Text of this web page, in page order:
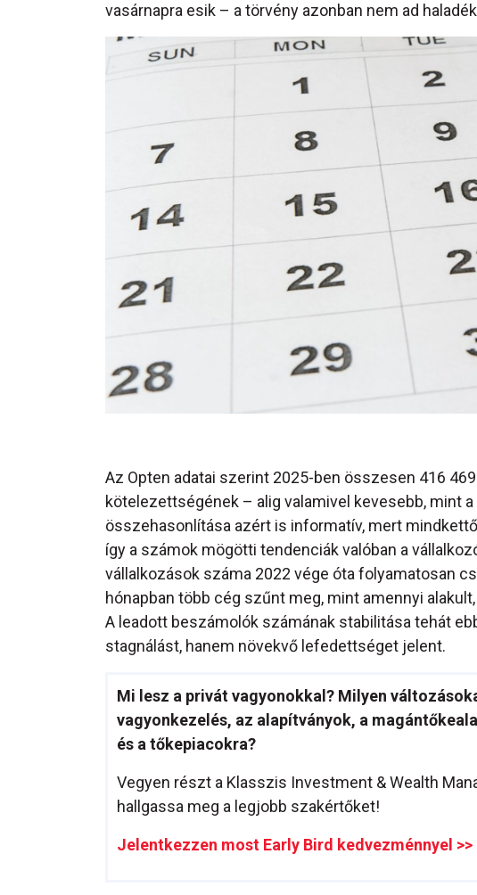
vasárnapra esik – a törvény azonban nem ad
Az Opten adatai szerint 2025-ben összesen 416
kötelezettségének – alig valamivel kevesebb, mint
összehasonlítása azért is informatív, mert
így a számok mögötti tendenciák valóban a
vállalkozások száma 2022 vége óta folyamatosan
hónapban több cég szűnt meg, mint amennyi
A leadott beszámolók számának stabilitása tehát
stagnálást, hanem növekvő lefedettséget jelent.
Mi lesz a privát vagyonokkal? Milyen
vagyonkezelés, az alapítványok, a
és a tőkepiacokra?
Vegyen részt a Klasszis Investment & Wealth
hallgassa meg a legjobb szakértőket!
Jelentkezzen most Early Bird kedvezménnyel >>